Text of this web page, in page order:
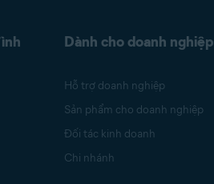
Dành cho doanh nghiệp
Hỗ trợ doanh nghiệp
Sản phẩm cho doanh nghiệp
Đối tác kinh doanh
Chi nhánh